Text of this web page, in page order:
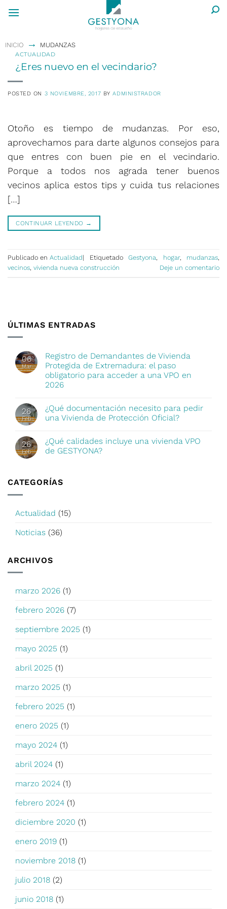
INICIO → MUDANZAS
ACTUALIDAD
¿Eres nuevo en el vecindario?
POSTED ON 3 NOVIEMBRE, 2017 BYADMINISTRADOR
Otoño es tiempo de mudanzas. Por eso,
aprovechamos para darte algunos consejos para
que entres con buen pie en el vecindario.
Porque a todos nos agrada tener buenos
vecinos aplica estos tips y cuida tus relaciones
[…]
CONTINUAR LEYENDO →
Publicado en Actualidad| Etiquetado Gestyona hogar, mudanzas
vecinos vivienda nueva construcción Deje un comentario
ÚLTIMAS ENTRADAS
06
Mar
Registro de Demandantes de Vivienda
Protegida de Extremadura: el paso
obligatorio para acceder a una VPO en
2026
26
Feb
¿Qué documentación necesito para pedir
una Vivienda de Protección Oficial?
26
Feb
¿Qué calidades incluye una vivienda VPO
de GESTYONA?
CATEGORÍAS
Actualidad (15)
Noticias (36)
ARCHIVOS
marzo 2026 (1)
febrero 2026 (7)
septiembre 2025 (1)
mayo 2025 (1)
abril 2025 (1)
marzo 2025 (1)
febrero 2025 (1)
enero 2025 (1)
mayo 2024 (1)
abril 2024 (1)
marzo 2024 (1)
febrero 2024 (1)
diciembre 2020 (1)
enero 2019 (1)
noviembre 2018 (1)
julio 2018 (2)
junio 2018 (1)